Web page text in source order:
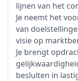
lijnen van het
Je neemt het
van
visie op
Je brengt
besluiten in